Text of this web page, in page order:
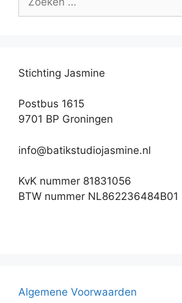
naar:
Stichting Jasmine
Postbus 1615
9701 BP Groningen
info@batikstudiojasmine.nl
KvK nummer 81831056
BTW nummer NL862236484B01
Algemene Voorwaarden